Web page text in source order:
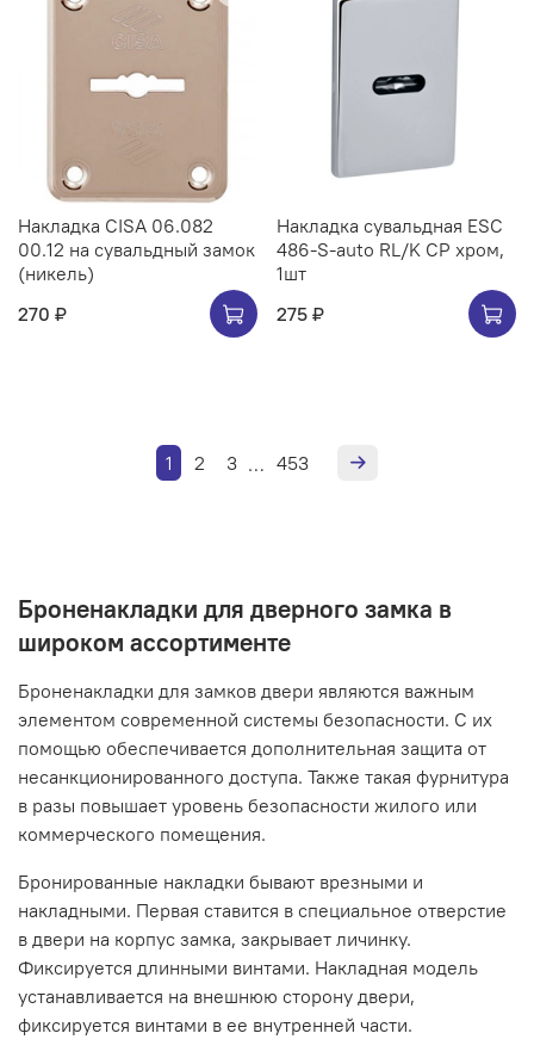
Накладка CISA 06.082
00.12 на сувальдный замок
(никель)
270 ₽
Накладка сувальдная ESC
486-S-auto RL/K CP хром,
1шт
275 ₽
1 2 3 … 453
Броненакладки для дверного замка в
широком ассортименте
Броненакладки для замков двери являются важным
элементом современной системы безопасности. С их
помощью обеспечивается дополнительная защита от
несанкционированного доступа. Также такая фурнитура
в разы повышает уровень безопасности жилого или
коммерческого помещения.
Бронированные накладки бывают врезными и
накладными. Первая ставится в специальное отверстие
в двери на корпус замка, закрывает личинку.
Фиксируется длинными винтами. Накладная модель
устанавливается на внешнюю сторону двери,
фиксируется винтами в ее внутренней части.